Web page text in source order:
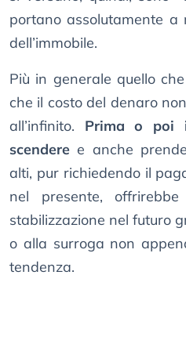
portano assolutamente a
dell’immobile.
Più in generale quello
che il costo del denaro
all’infinito. Prima o poi
scendere e anche
alti, pur richiedendo il
nel presente,
stabilizzazione nel futuro
o alla surroga non
tendenza.